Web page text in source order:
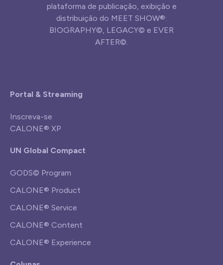
plataforma de publicação, exibição e
distribuição do MEET SHOW®:
BIOGRAPHY©, LEGACY© e EVER
AFTER©.
Portal & Streaming
Inscreva-se
CALONE® XP
UN Global Compact
GODS© Program
CALONE® Product
CALONE® Service
CALONE® Content
CALONE® Experience